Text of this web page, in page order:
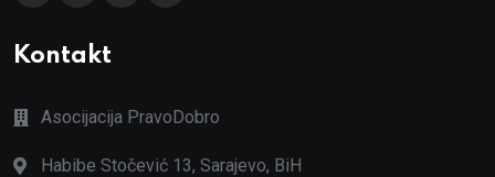
Kontakt
Asocijacija PravoDobro
Habibe Stočević 13, Sarajevo, BiH